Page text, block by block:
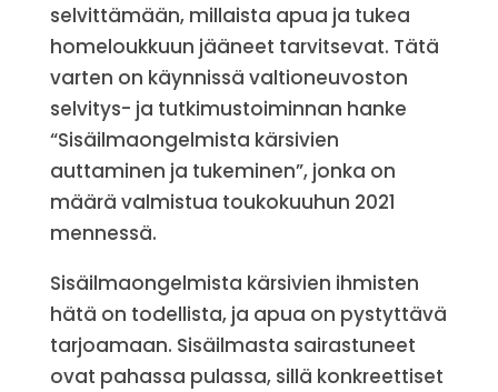
selvittämään, millaista apua ja tukea
homeloukkuun jääneet tarvitsevat. Tätä
varten on käynnissä valtioneuvoston
selvitys- ja tutkimustoiminnan hanke
“Sisäilmaongelmista kärsivien
auttaminen ja tukeminen”, jonka on
määrä valmistua toukokuuhun 2021
mennessä.
Sisäilmaongelmista kärsivien ihmisten
hätä on todellista, ja apua on pystyttävä
tarjoamaan. Sisäilmasta sairastuneet
ovat pahassa pulassa, sillä konkreettiset